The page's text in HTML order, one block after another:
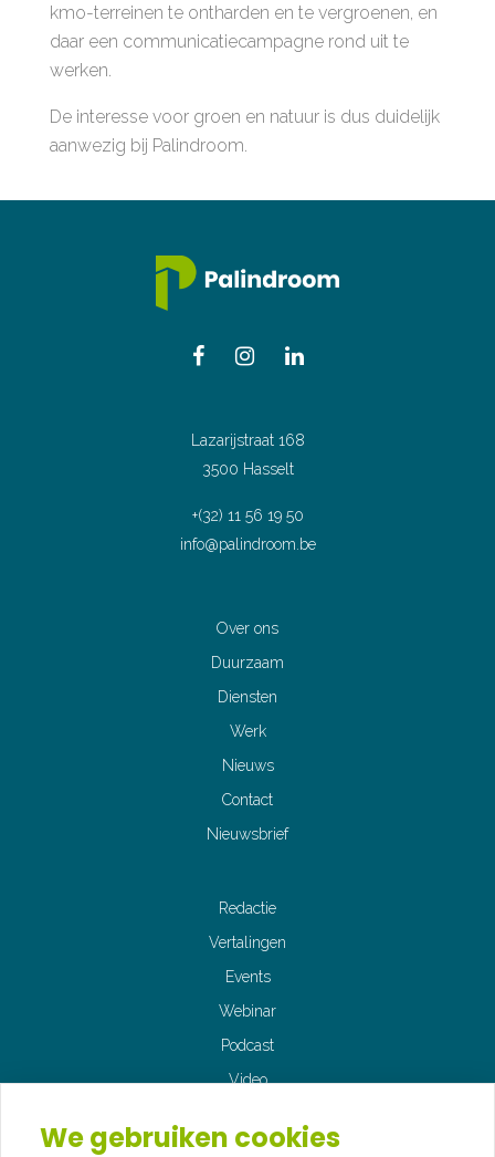
kmo-terreinen te ontharden en te vergroenen, en
daar een communicatiecampagne rond uit te
werken.
De interesse voor groen en natuur is dus duidelijk
aanwezig bij Palindroom.
Lazarijstraat 168
3500 Hasselt
+(32) 11 56 19 50
info@palindroom.be
Over ons
Duurzaam
Diensten
Werk
Nieuws
Contact
Nieuwsbrief
Redactie
Vertalingen
Events
Webinar
Podcast
Video
We gebruiken cookies